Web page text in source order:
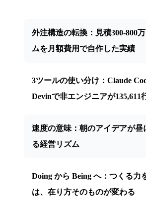
外注構造の転換：見積300-800
ムを月額費用で自作した実績
3ツールの使い分け：Claude
Devinで非エンジニアが135,611
速度の意味：朝のアイデアが昼
る経営リズム
Doing から Being へ：つくる力
は、在り方そのものが変わる